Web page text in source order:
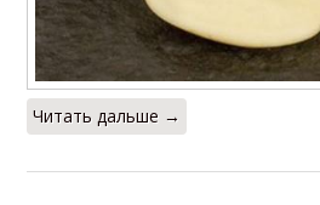
Читать дальше →